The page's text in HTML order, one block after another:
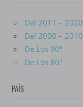
Del 2011 – 2020
Del 2000 – 2010
De Los 90ª
De Los 80ª
PAÍS